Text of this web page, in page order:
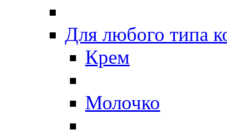
Для любого типа
Крем
Молочко